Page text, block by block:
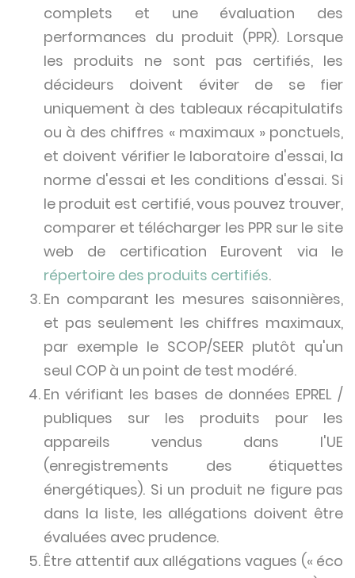
complets et une évaluation des
performances du produit (PPR). Lorsque
les produits ne sont pas certifiés, les
décideurs doivent éviter de se fier
uniquement à des tableaux récapitulatifs
ou à des chiffres « maximaux » ponctuels,
et doivent vérifier le laboratoire d'essai, la
norme d'essai et les conditions d'essai. Si
le produit est certifié, vous pouvez trouver,
comparer et télécharger les PPR sur le site
web de certification Eurovent via le
répertoire des produits certifiés.
En comparant les mesures saisonnières,
et pas seulement les chiffres maximaux,
par exemple le SCOP/SEER plutôt qu'un
seul COP à un point de test modéré.
En vérifiant les bases de données EPREL /
publiques sur les produits pour les
appareils vendus dans l'UE
(enregistrements des étiquettes
énergétiques). Si un produit ne figure pas
dans la liste, les allégations doivent être
évaluées avec prudence.
Être attentif aux allégations vagues (« éco